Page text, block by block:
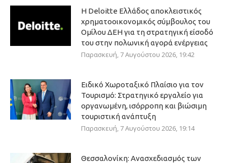
Η Deloitte Ελλάδος αποκλειστικός
χρηματοοικονομικός σύμβουλος του
Ομίλου ΔΕΗ για τη στρατηγική είσοδό
του στην πολωνική αγορά ενέργειας
Παρασκευή, 7 Αυγούστου 2026, 19:42
Ειδικό Χωροταξικό Πλαίσιο για τον
Τουρισμό: Στρατηγικό εργαλείο για
οργανωμένη, ισόρροπη και βιώσιμη
τουριστική ανάπτυξη
Παρασκευή, 7 Αυγούστου 2026, 19:14
Θεσσαλονίκη: Ανασχεδιασμός των